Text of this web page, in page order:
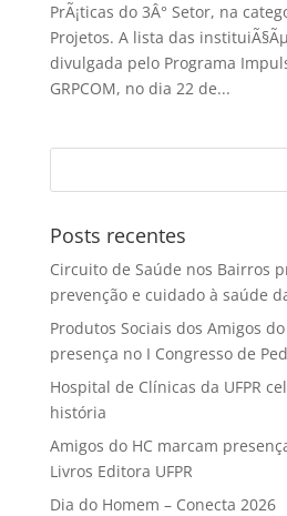
PrÃ¡ticas do 3Â° Setor, na
Projetos. A lista das
divulgada pelo Programa
GRPCOM, no dia 22 de...
Posts recentes
Circuito de Saúde nos Bairros
prevenção e cuidado à saúde
Produtos Sociais dos Amigos
presença no I Congresso de
Hospital de Clínicas da UFPR
história
Amigos do HC marcam
Livros Editora UFPR
Dia do Homem – Conecta 2026